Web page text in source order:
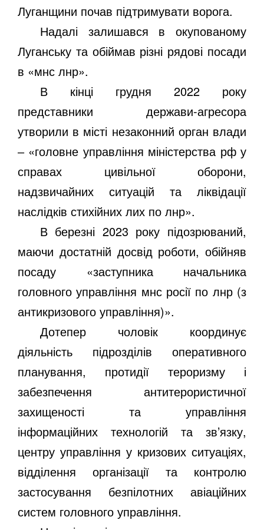
Луганщини почав підтримувати ворога.
Надалі залишався в окупованому
Луганську та обіймав різні рядові посади
в «мнс лнр».
В кінці грудня 2022 року
представники держави-агресора
утворили в місті незаконний орган влади
‒ «головне управління міністерства рф у
справах цивільної оборони,
надзвичайних ситуацій та ліквідації
наслідків стихійних лих по лнр».
В березні 2023 року підозрюваний,
маючи достатній досвід роботи, обійняв
посаду «заступника начальника
головного управління мнс росії по лнр (з
антикризового управління)».
Дотепер чоловік координує
діяльність підрозділів оперативного
планування, протидії тероризму і
забезпечення антитерористичної
захищеності та управління
інформаційних технологій та зв’язку,
центру управління у кризових ситуаціях,
відділення організації та контролю
застосування безпілотних авіаційних
систем головного управління.